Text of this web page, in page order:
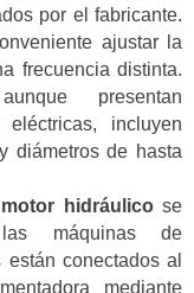
por el fabricante.
ajustar la
frecuencia distinta.
presentan
incluyen
diámetros de hasta
motor hidráulicose
máquinas de
conectados al
mediante